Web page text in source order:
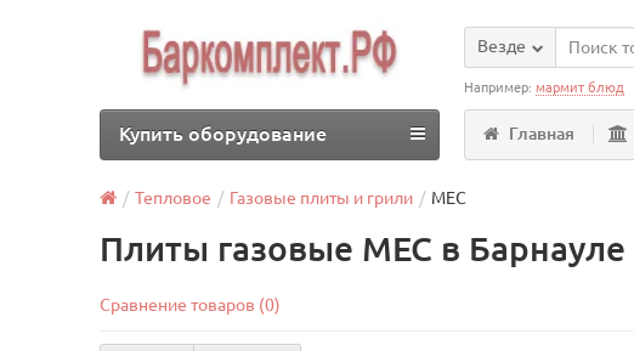
Везде
Например:мармит блюд
Главная
Купить оборудование
Тепловое Газовые плиты и грили MEC
Плиты газовые MEC в Барнауле
Сравнение товаров (0)